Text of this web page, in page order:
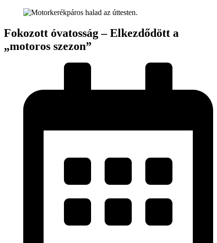
Fokozott óvatosság – Elkezdődött a
„motoros szezon”